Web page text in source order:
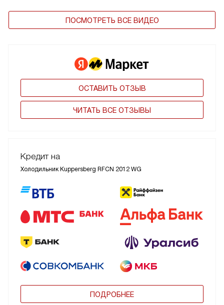
ПОСМОТРЕТЬ ВСЕ ВИДЕО
ОСТАВИТЬ ОТЗЫВ
ЧИТАТЬ ВСЕ ОТЗЫВЫ
Кредит на
Холодильник Kuppersberg RFCN 2012 WG
ПОДРОБНЕЕ